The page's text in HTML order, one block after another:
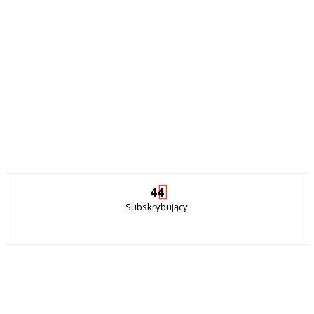
44
Subskrybujący